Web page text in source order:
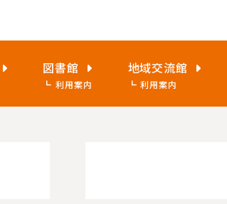
図書館
利用案内
地域交流館
利用案内